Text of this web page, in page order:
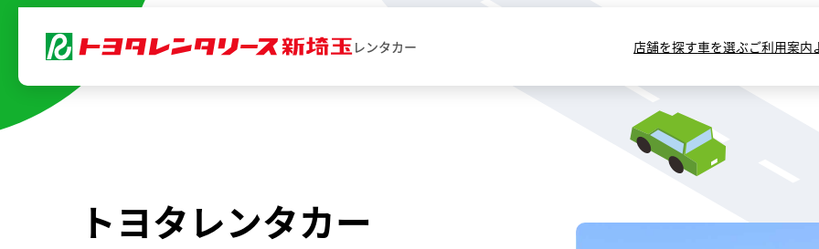
を
キ
レンタカー 店舗を探す車を選ぶご利用案内
トヨタレンタカー